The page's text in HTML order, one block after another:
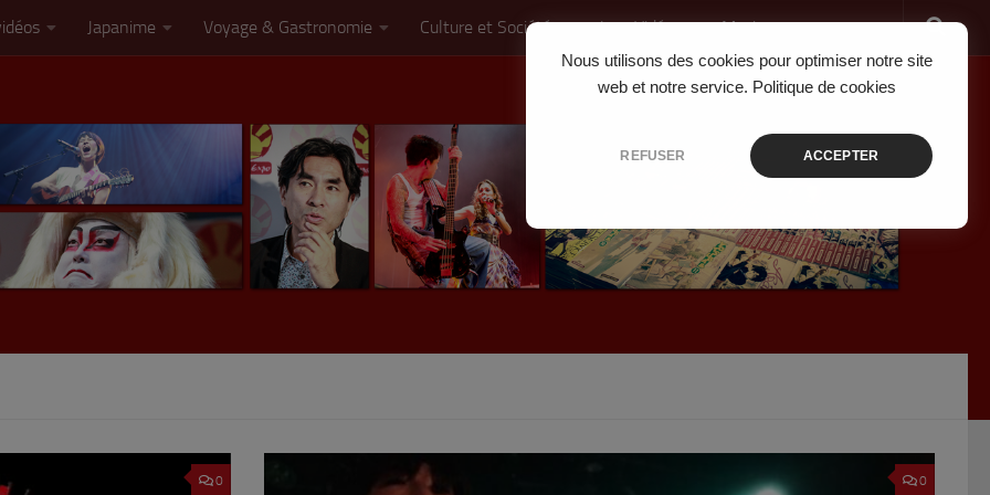
Nous utilisons des cookies pour optimiser notre site
web et notre service. Politique de cookies
REFUSER ACCEPTER
Japanime Voyage & Gastronomie Culture et Société Jeux Vidéo Musique
0 0